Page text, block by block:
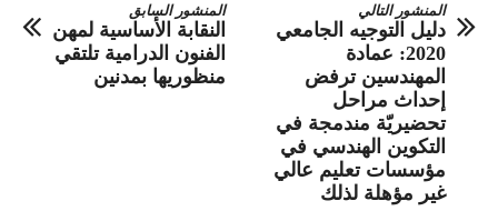
المنشور السابق
النقابة الأساسية لمهن
الفنون الدرامية تلتقي
منظوريها بمدنين
المنشور التالي
دليل التوجيه الجامعي
2020: عمادة
المهندسين ترفض
إحداث مراحل
تحضيريّة مندمجة في
التكوين الهندسي في
مؤسسات تعليم عالي
غير مؤهلة لذلك